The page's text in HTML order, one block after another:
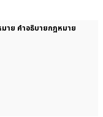
าย คำอธิบายกฎหมาย